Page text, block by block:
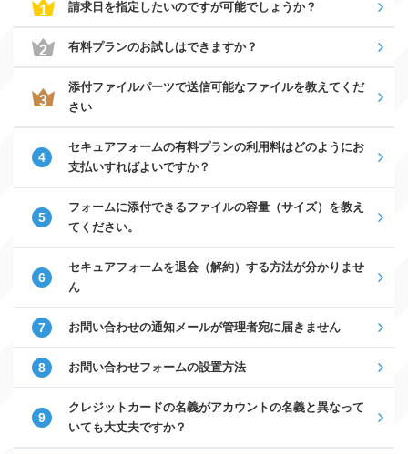
請求日を指定したいのですが可能でしょうか？
有料プランのお試しはできますか？
添付ファイルパーツで送信可能なファイルを教えてくだ
さい
セキュアフォームの有料プランの利用料はどのようにお
支払いすればよいですか？
フォームに添付できるファイルの容量（サイズ）を教え
てください。
セキュアフォームを退会（解約）する方法が分かりませ
ん
お問い合わせの通知メールが管理者宛に届きません
お問い合わせフォームの設置方法
クレジットカードの名義がアカウントの名義と異なって
いても大丈夫ですか？